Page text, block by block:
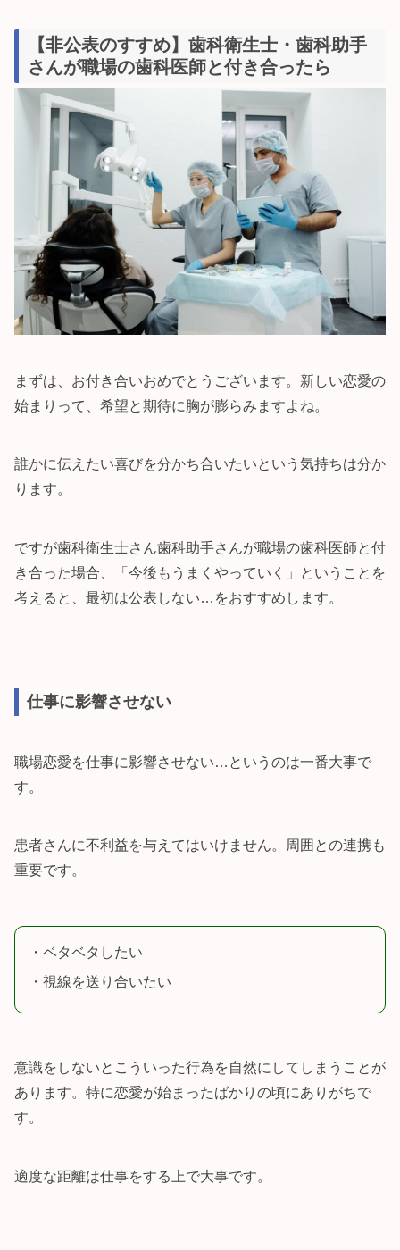
【非公表のすすめ】歯科衛生士・歯科助手
さんが職場の歯科医師と付き合ったら
まずは、お付き合いおめでとうございます。新しい恋愛の
始まりって、希望と期待に胸が膨らみますよね。
誰かに伝えたい喜びを分かち合いたいという気持ちは分か
ります。
ですが歯科衛生士さん歯科助手さんが職場の歯科医師と付
き合った場合、「今後もうまくやっていく」ということを
考えると、最初は公表しない…をおすすめします。
仕事に影響させない
職場恋愛を仕事に影響させない…というのは一番大事で
す。
患者さんに不利益を与えてはいけません。周囲との連携も
重要です。
・ベタベタしたい
・視線を送り合いたい
意識をしないとこういった行為を自然にしてしまうことが
あります。特に恋愛が始まったばかりの頃にありがちで
す。
適度な距離は仕事をする上で大事です。